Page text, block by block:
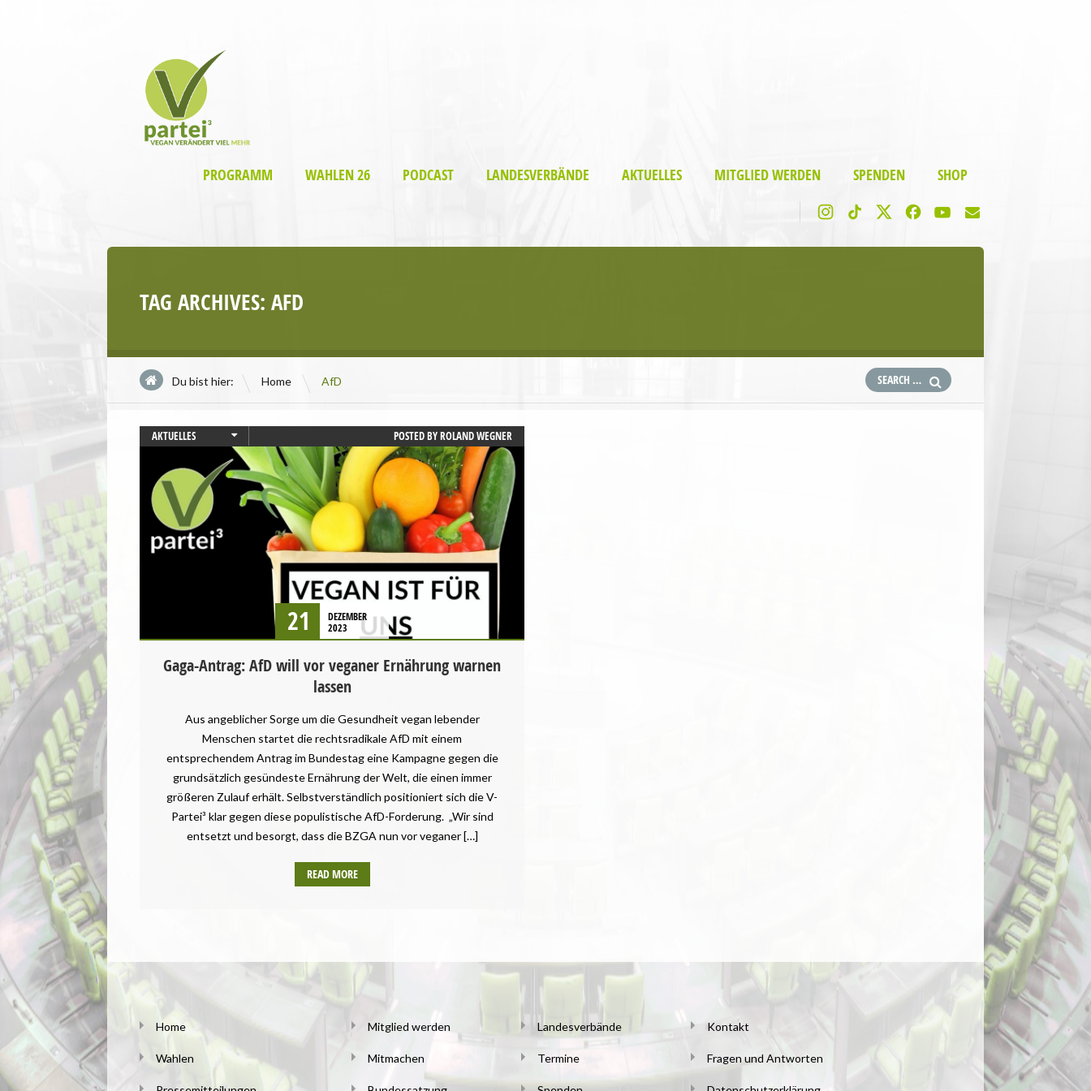
PROGRAMM WAHLEN 26 PODCAST LANDESVERBÄNDE AKTUELLES MITGLIED WERDEN SPENDEN SHOP
TAG ARCHIVES: AFD
Du bist hier: Home \ AfD
AKTUELLES
LANDWIRTSCHAFT
REZEPTE
STARTSEITE
UMWELT UND KLIMA
UNCATEGORIZED
POSTED BYROLAND WEGNER
21
DEZEMBER
2023
Gaga-Antrag: AfD will vor veganer Ernährung warnen
lassen
Aus angeblicher Sorge um die Gesundheit vegan lebender
Menschen startet die rechtsradikale AfD mit einem
entsprechendem Antrag im Bundestag eine Kampagne gegen die
grundsätzlich gesündeste Ernährung der Welt, die einen immer
größeren Zulauf erhält. Selbstverständlich positioniert sich die V-
Partei³ klar gegen diese populistische AfD-Forderung. „Wir sind
entsetzt und besorgt, dass die BZGA nun vor veganer […]
READ MORE
Home
Wahlen
Mitglied werden
Mitmachen
Landesverbände
Termine
Kontakt
Fragen und Antworten